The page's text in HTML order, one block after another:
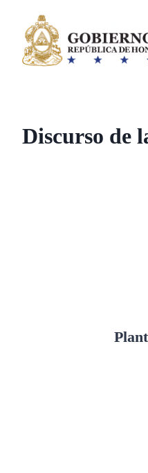
contenido
Discurso de